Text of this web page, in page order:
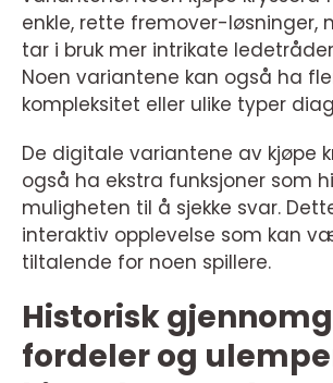
enkle, rette fremover-løsninger,
tar i bruk mer intrikate
Noen variantene kan også ha
kompleksitet eller ulike typer
De digitale variantene av kjøpe
også ha ekstra funksjoner som
muligheten til å sjekke svar.
interaktiv opplevelse som kan
tiltalende for noen spillere.
Historisk
fordeler og